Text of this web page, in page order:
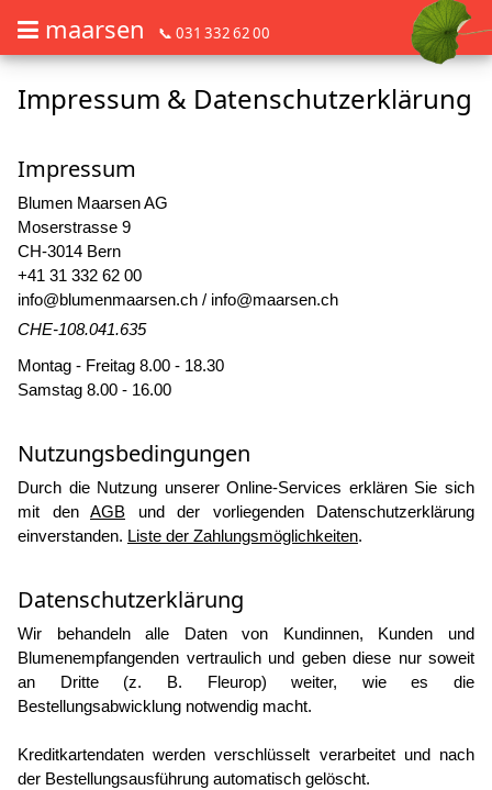
Barrierefrei Blumen bestellen mit Screenreader oder Brailliezeile,
maarsen 📞 031 332 62 00
Barrierefrei Blumen bestellen mit Screenreader oder Brailliezeile,
Impressum & Datenschutzerklärung
Impressum
Blumen Maarsen AG
Moserstrasse 9
CH-3014 Bern
+41 31 332 62 00
info@blumenmaarsen.ch / info@maarsen.ch
CHE-108.041.635
Montag - Freitag 8.00 - 18.30
Samstag 8.00 - 16.00
Nutzungsbedingungen
Durch die Nutzung unserer Online-Services erklären Sie sich
mit den AGB und der vorliegenden Datenschutzerklärung
einverstanden. Liste der Zahlungsmöglichkeiten.
Datenschutzerklärung
Wir behandeln alle Daten von Kundinnen, Kunden und
Blumenempfangenden vertraulich und geben diese nur soweit
an Dritte (z. B. Fleurop) weiter, wie es die
Bestellungsabwicklung notwendig macht.
Kreditkartendaten werden verschlüsselt verarbeitet und nach
der Bestellungsausführung automatisch gelöscht.